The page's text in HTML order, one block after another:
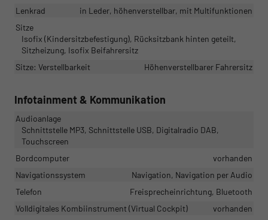
Lenkrad
in Leder, höhenverstellbar, mit Multifunktionen
Sitze
Isofix (Kindersitzbefestigung), Rücksitzbank hinten geteilt,
Sitzheizung, Isofix Beifahrersitz
Sitze: Verstellbarkeit
Höhenverstellbarer Fahrersitz
Infotainment & Kommunikation
Audioanlage
Schnittstelle MP3, Schnittstelle USB, Digitalradio DAB,
Touchscreen
Bordcomputer
vorhanden
Navigationssystem
Navigation, Navigation per Audio
Telefon
Freisprecheinrichtung, Bluetooth
Volldigitales Kombiinstrument (Virtual Cockpit)
vorhanden